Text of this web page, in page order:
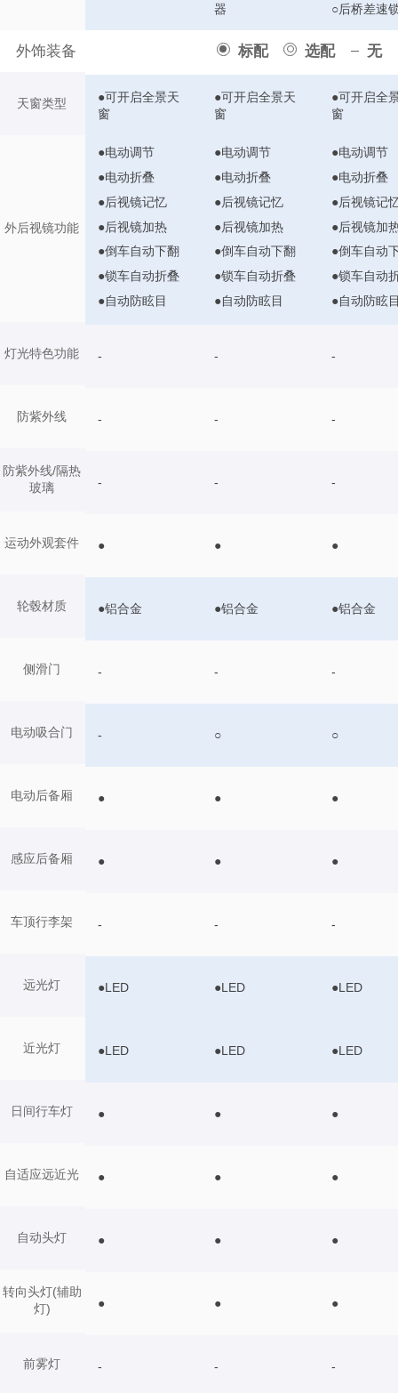
外饰装备 标配 选配 无
天窗类型
外后视镜功能
灯光特色功能
防紫外线
防紫外线/隔热
玻璃
运动外观套件
轮毂材质
侧滑门
电动吸合门
电动后备厢
感应后备厢
车顶行李架
远光灯
近光灯
日间行车灯
自适应远近光
自动头灯
转向头灯(辅助
灯)
前雾灯
器
○后桥差速
●可开启全景天
窗
●可开启全景天
窗
●可开启全
窗
●电动调节
●电动折叠
●后视镜记忆
●后视镜加热
●倒车自动下翻
●锁车自动折叠
●自动防眩目
●电动调节
●电动折叠
●后视镜记忆
●后视镜加热
●倒车自动下翻
●锁车自动折叠
●自动防眩目
●电动调节
●电动折叠
●后视镜记
●后视镜加
●倒车自动
●锁车自动
●自动防眩
- - -
- - -
- - -
● ● ●
●铝合金 ●铝合金 ●铝合金
- - -
- ○ ○
● ● ●
● ● ●
- - -
●LED ●LED ●LED
●LED ●LED ●LED
● ● ●
● ● ●
● ● ●
● ● ●
- - -